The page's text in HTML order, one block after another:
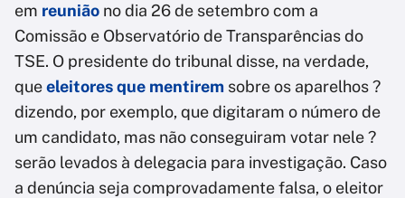
em reunião no dia 26 de setembro com a
Comissão e Observatório de Transparências do
TSE. O presidente do tribunal disse, na verdade,
queeleitores que mentirem sobre os aparelhos ?
dizendo, por exemplo, que digitaram o número de
um candidato, mas não conseguiram votar nele ?
serão levados à delegacia para investigação. Caso
a denúncia seja comprovadamente falsa, o eleitor